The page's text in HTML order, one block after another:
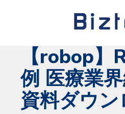
【robop】
例 医療業
資料ダウン